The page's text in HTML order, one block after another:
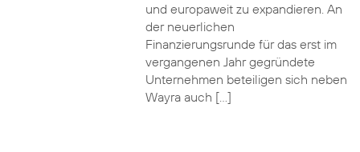
und europaweit zu expandieren. An
der neuerlichen
Finanzierungsrunde für das erst im
vergangenen Jahr gegründete
Unternehmen beteiligen sich neben
Wayra auch […]